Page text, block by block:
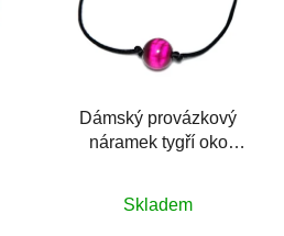
Dámský provázkový
náramek tygří oko
hodnocení
Skladem